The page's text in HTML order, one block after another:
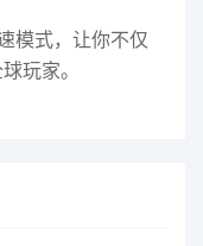
模式，让你不仅
玩家。